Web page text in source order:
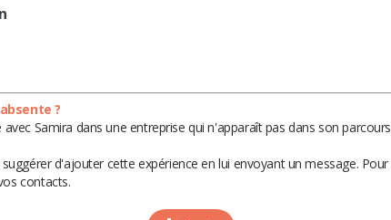
?
avec Samira dans une entreprise qui n'apparaît pas dans son
d'ajouter cette expérience en lui envoyant un message.
contacts.